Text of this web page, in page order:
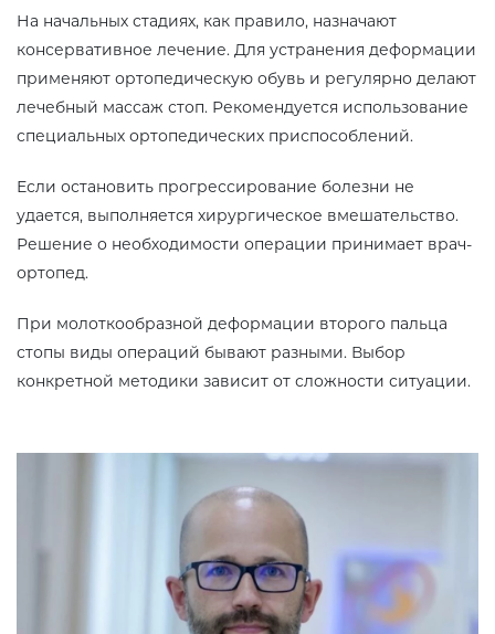
На начальных стадиях, как правило, назначают
консервативное лечение. Для устранения деформации
применяют ортопедическую обувь и регулярно делают
лечебный массаж стоп. Рекомендуется использование
специальных ортопедических приспособлений.
Если остановить прогрессирование болезни не
удается, выполняется хирургическое вмешательство.
Решение о необходимости операции принимает врач-
ортопед.
При молоткообразной деформации второго пальца
стопы виды операций бывают разными. Выбор
конкретной методики зависит от сложности ситуации.